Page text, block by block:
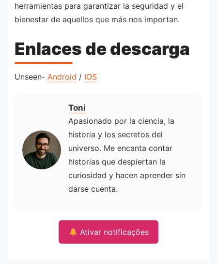
herramientas para garantizar la seguridad y el
bienestar de aquellos que más nos importan.
Enlaces de descarga
Unseen- Android / IOS
Toni
Apasionado por la ciencia, la
historia y los secretos del
universo. Me encanta contar
historias que despiertan la
curiosidad y hacen aprender sin
darse cuenta.
Ativar notificações